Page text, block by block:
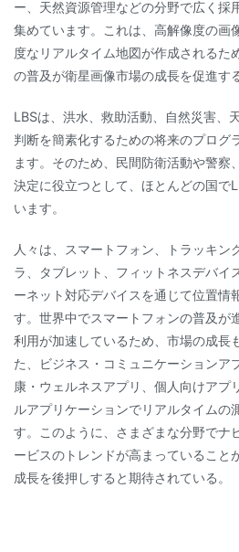
ー、天然資源管理などの分野で広く採
集めています。これは、高解像度の画
度なリアルタイム地図が作成されるた
の普及が衛星画像市場の成長を促進す
LBSは、洪水、救助活動、自然災害、
判断を簡素化するための将来のプログ
ます。そのため、民間防衛活動や警察
決定に役立つとして、ほとんどの国で
います。
人々は、スマートフォン、トラッキン
ラ、タブレット、フィットネスデバイ
ーネット対応デバイスを通じて位置情
す。世界中でスマートフォンの普及が
利用が加速しているため、市場の成長
た、ビジネス・コミュニケーションア
康・ウェルネスアプリ、個人向けアプ
ルアプリケーションでリアルタイムの
す。このように、さまざまな分野でナ
ービスのトレンドが高まっていること
成長を後押しすると期待されている。